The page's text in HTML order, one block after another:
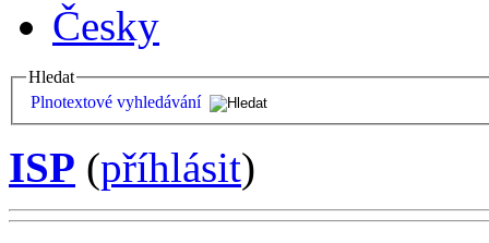
Česky
Hledat
Plnotextové vyhledávání
ISP (příhlásit)